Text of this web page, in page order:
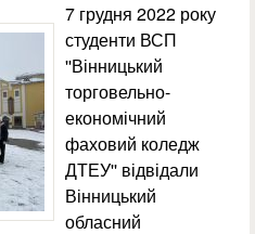
7 грудня 2022 року
студенти ВСП
''Вінницький
торговельно-
економічний
фаховий коледж
ДТЕУ'' відвідали
Вінницький
обласний